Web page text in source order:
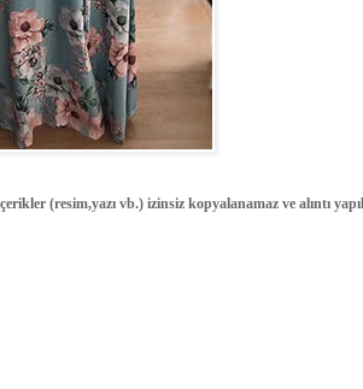
(resim,yazı vb.) izinsiz kopyalanamaz ve alıntı